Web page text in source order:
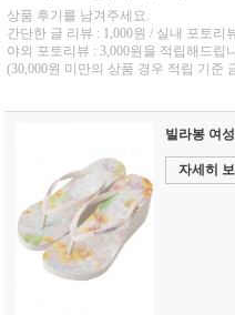
상품 후기를 남겨주세요.
간단한 글 리뷰 : 1,000원 / 실내 포토리
야외 포토리뷰 : 3,000원을 적립해드립
(30,000원 미만의 상품 경우 적립 기준
빌라봉 여
자세히 보